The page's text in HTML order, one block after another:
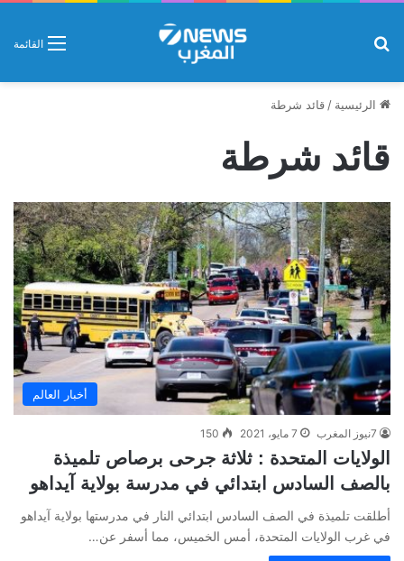
القائمة
الرئيسية / قائد شرطة
قائد شرطة
أخبار العالم
7نيوز المغرب 7 مايو، 2021 150
الولايات المتحدة : ثلاثة جرحى برصاص تلميذة
بالصف السادس ابتدائي في مدرسة بولاية آيداهو
أطلقت تلميذة في الصف السادس ابتدائي النار في مدرستها بولاية آيداهو
في غرب الولايات المتحدة، أمس الخميس، مما أسفر عن…